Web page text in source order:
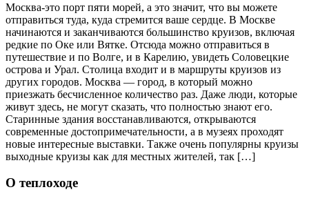
Москва-это порт пяти морей, а это значит, что вы можете
отправиться туда, куда стремится ваше сердце. В Москве
начинаются и заканчиваются большинство круизов, включая
редкие по Оке или Вятке. Отсюда можно отправиться в
путешествие и по Волге, и в Карелию, увидеть Соловецкие
острова и Урал. Столица входит и в маршруты круизов из
других городов. Москва — город, в который можно
приезжать бесчисленное количество раз. Даже люди, которые
живут здесь, не могут сказать, что полностью знают его.
Старинные здания восстанавливаются, открываются
современные достопримечательности, а в музеях проходят
новые интересные выставки. Также очень популярны круизы
выходные круизы как для местных жителей, так […]
О теплоходе